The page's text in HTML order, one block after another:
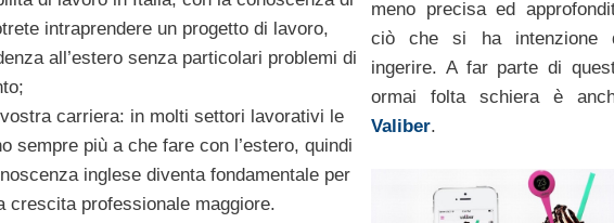
intraprendere un progetto di lavoro,
all’estero senza particolari problemi di
carriera: in molti settori lavorativi le
sempre più a che fare con l’estero, quindi
inglese diventa fondamentale per
crescita professionale maggiore.
meno precisa ed
ciò che si ha intenzione
ingerire. A far parte di
ormai folta schiera è
Valiber.